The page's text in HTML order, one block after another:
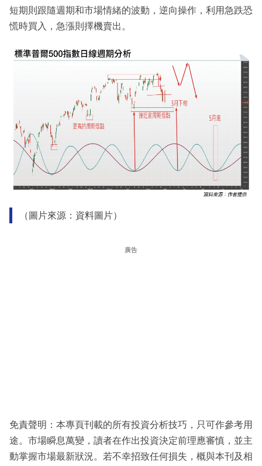
短期則跟隨週期和市場情緒的波動，逆向操作，利用急跌恐
慌時買入，急漲則擇機賣出。
（圖片來源：資料圖片）
廣告
免責聲明：本專頁刊載的所有投資分析技巧，只可作參考用
途。市場瞬息萬變，讀者在作出投資決定前理應審慎，並主
動掌握市場最新狀況。若不幸招致任何損失，概與本刊及相